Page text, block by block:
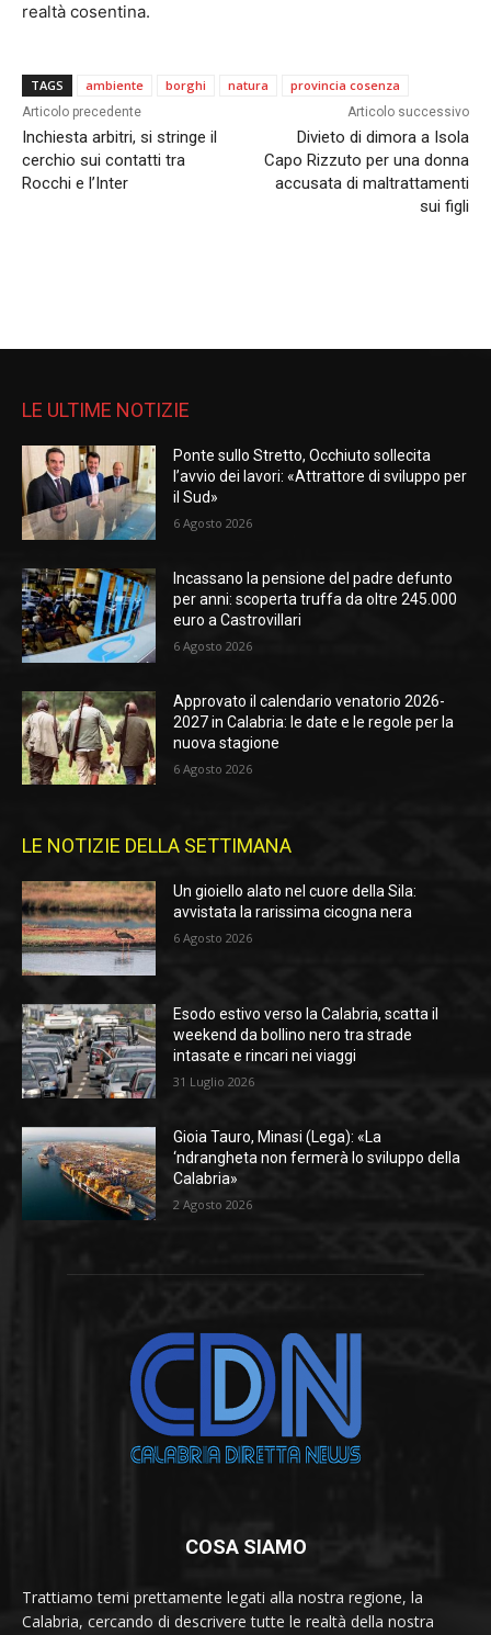
realtà cosentina.
TAGS ambiente borghi natura provincia cosenza
Articolo precedente
Inchiesta arbitri, si stringe il
cerchio sui contatti tra
Rocchi e l’Inter
Articolo successivo
Divieto di dimora a Isola
Capo Rizzuto per una donna
accusata di maltrattamenti
sui figli
LE ULTIME NOTIZIE
Ponte sullo Stretto, Occhiuto sollecita
l’avvio dei lavori: «Attrattore di sviluppo per
il Sud»
6 Agosto 2026
Incassano la pensione del padre defunto
per anni: scoperta truffa da oltre 245.000
euro a Castrovillari
6 Agosto 2026
Approvato il calendario venatorio 2026-
2027 in Calabria: le date e le regole per la
nuova stagione
6 Agosto 2026
LE NOTIZIE DELLA SETTIMANA
Un gioiello alato nel cuore della Sila:
avvistata la rarissima cicogna nera
6 Agosto 2026
Esodo estivo verso la Calabria, scatta il
weekend da bollino nero tra strade
intasate e rincari nei viaggi
31 Luglio 2026
Gioia Tauro, Minasi (Lega): «La
‘ndrangheta non fermerà lo sviluppo della
Calabria»
2 Agosto 2026
COSA SIAMO
Trattiamo temi prettamente legati alla nostra regione, la
Calabria, cercando di descrivere tutte le realtà della nostra